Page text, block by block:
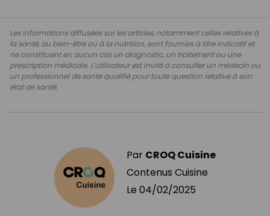
Les informations diffusées sur les articles, notamment celles relatives à
la santé, au bien-être ou à la nutrition, sont fournies à titre indicatif et
ne constituent en aucun cas un diagnostic, un traitement ou une
prescription médicale. L'utilisateur est invité à consulter un médecin ou
un professionnel de santé qualifié pour toute question relative à son
état de santé.
Par CROQ Cuisine
Contenus Cuisine
Le 04/02/2025